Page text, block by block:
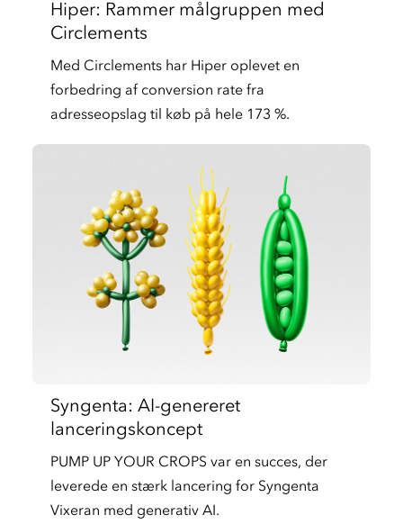
Hiper: Rammer målgruppen med
Circlements
Med Circlements har Hiper oplevet en
forbedring af conversion rate fra
adresseopslag til køb på hele 173 %.
Syngenta: AI-genereret
lanceringskoncept
PUMP UP YOUR CROPS var en succes, der
leverede en stærk lancering for Syngenta
Vixeran med generativ AI.